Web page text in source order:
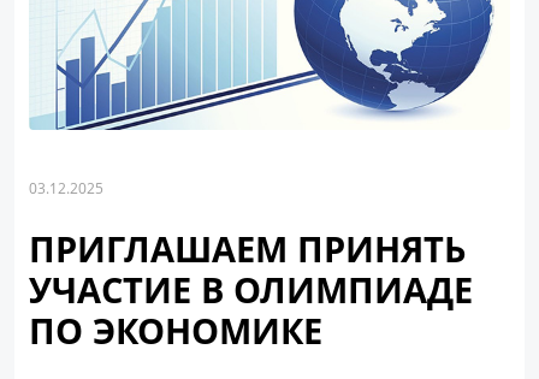
03.12.2025
ПРИГЛАШАЕМ ПРИНЯТЬ
УЧАСТИЕ В ОЛИМПИАДЕ
ПО ЭКОНОМИКЕ